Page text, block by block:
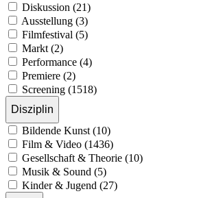
Diskussion (21)
Ausstellung (3)
Filmfestival (5)
Markt (2)
Performance (4)
Premiere (2)
Screening (1518)
Disziplin
Bildende Kunst (10)
Film & Video (1436)
Gesellschaft & Theorie (10)
Musik & Sound (5)
Kinder & Jugend (27)